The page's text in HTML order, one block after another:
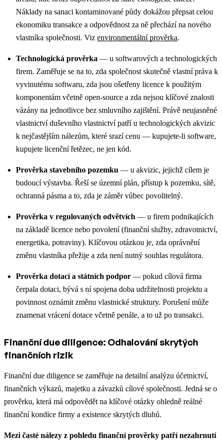
Náklady na sanaci kontaminované půdy dokážou přepsat celou
ekonomiku transakce a odpovědnost za ně přechází na nového
vlastníka společnosti. Viz environmentální prověrka.
Technologická prověrka — u softwarových a technologických
firem. Zaměřuje se na to, zda společnost skutečně vlastní práva k
vyvinutému softwaru, zda jsou ošetřeny licence k použitým
komponentám včetně open-source a zda nejsou klíčové znalosti
vázány na jednotlivce bez smluvního zajištění. Právě neujasněné
vlastnictví duševního vlastnictví patří u technologických akvizic
k nejčastějším nálezům, které srazí cenu — kupujete-li software,
kupujete licenční řetězec, ne jen kód.
Prověrka stavebního pozemku — u akvizic, jejichž cílem je
budoucí výstavba. Řeší se územní plán, přístup k pozemku, sítě,
ochranná pásma a to, zda je záměr vůbec povolitelný.
Prověrka v regulovaných odvětvích — u firem podnikajících
na základě licence nebo povolení (finanční služby, zdravotnictví,
energetika, potraviny). Klíčovou otázkou je, zda oprávnění
změnu vlastníka přežije a zda není nutný souhlas regulátora.
Prověrka dotací a státních podpor — pokud cílová firma
čerpala dotaci, bývá s ní spojena doba udržitelnosti projektu a
povinnost oznámit změnu vlastnické struktury. Porušení může
znamenat vrácení dotace včetně penále, a to už po transakci.
Finanční due diligence: Odhalování skrytých
finančních rizik
Finanční due diligence se zaměřuje na detailní analýzu účetnictví,
finančních výkazů, majetku a závazků cílové společnosti. Jedná se o
prověrku, která má odpovědět na klíčové otázky ohledně reálné
finanční kondice firmy a existence skrytých dluhů.
Mezi časté nálezy z pohledu finanční prověrky patří nezahrnutí